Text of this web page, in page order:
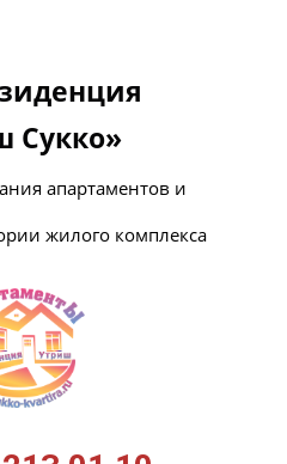
Сукко»
апартаментов и
жилого комплекса